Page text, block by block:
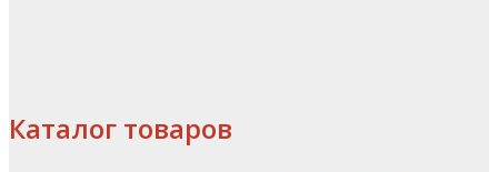
Каталог товаров